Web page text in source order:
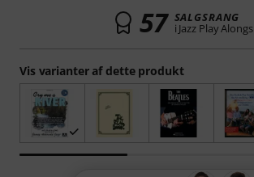
Vis varianter af dette produkt
57 SALGSRANG
i Jazz Play Alongs